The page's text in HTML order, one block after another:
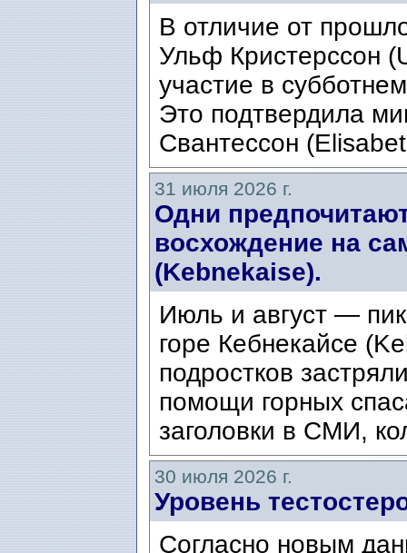
В отличие от
Ульф Кристерссон
участие в
Это подтвердила
Свантессон
31 июля 2026 г.
Одни
восхождение на
(Kebnekaise).
Июль и август — пик
горе Кебнекайсе
подростков
помощи горных
заголовки в СМИ,
30 июля 2026 г.
Уровень
Согласно новым